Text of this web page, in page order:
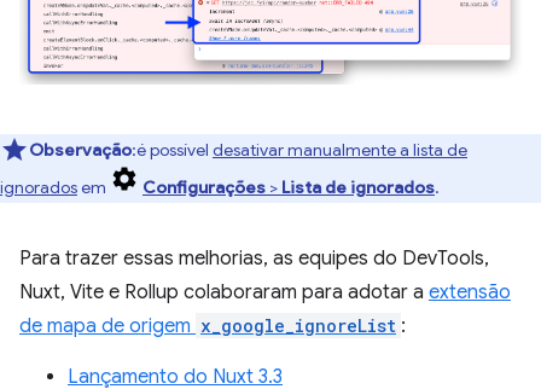
Observação:é possível desativar manualmente a lista de
ignoradosem Configurações > Lista de ignorados.
Para trazer essas melhorias, as equipes do DevTools,
Nuxt, Vite e Rollup colaboraram para adotar a extensão
de mapa de origem x_google_ignoreList :
Lançamento do Nuxt 3.3